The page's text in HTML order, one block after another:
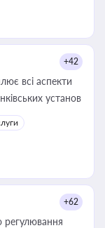
+42
всі аспекти
установ
+62
регулювання